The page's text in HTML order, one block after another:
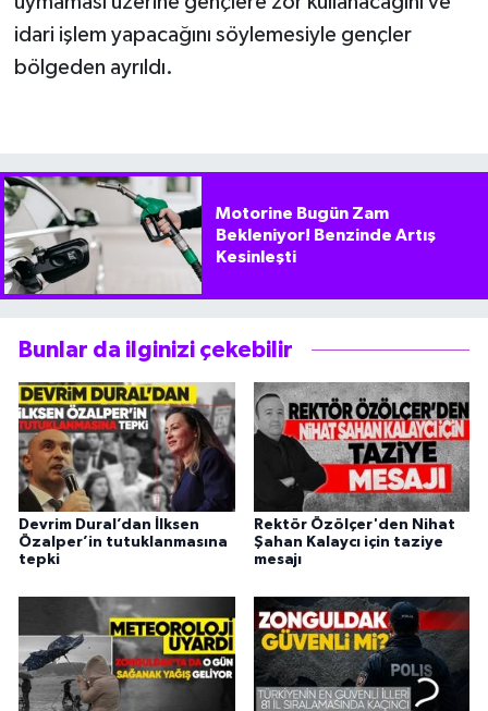
idari işlem yapacağını söylemesiyle gençler
bölgeden ayrıldı.
Motorine Bugün Zam
Bekleniyor! Benzinde Artış
Kesinleşti
Bunlar da ilginizi çekebilir
Devrim Dural’dan İlksen
Özalper’in tutuklanmasına
tepki
Rektör Özölçer'den Nihat
Şahan Kalaycı için taziye
mesajı